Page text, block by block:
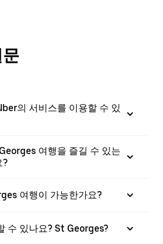
의 서비스를 이용할 수 있
여행을 즐길 수 있는
?
여행이 가능한가요?
수 있나요? St Georges?